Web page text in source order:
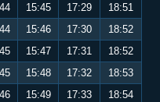
15:45 17:29
18:51
15:46 17:30
18:52
15:47 17:31
18:52
15:48 17:32
18:53
15:49 17:33
18:54